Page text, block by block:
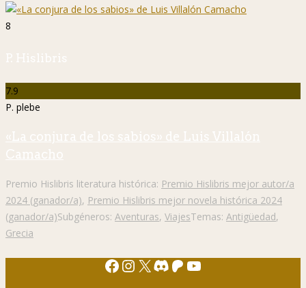
8
P. Hislibris
7.9
P. plebe
«La conjura de los sabios» de Luis Villalón
Camacho
Premio Hislibris literatura histórica: Premio Hislibris mejor autor/a
2024 (ganador/a), Premio Hislibris mejor novela histórica 2024
(ganador/a)Subgéneros: Aventuras, ViajesTemas: Antigüedad,
Grecia
Facebook
Instagram
X Discord
Patreon
YouTube